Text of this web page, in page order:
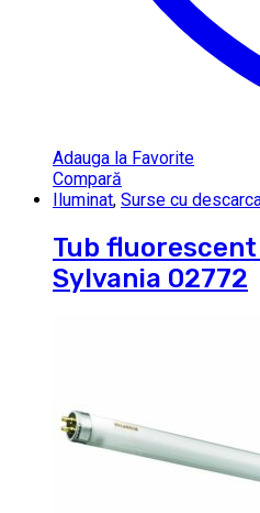
Adauga la Favorite
Compară
Iluminat, Surse cu
Tub fluorescent
Sylvania 02772